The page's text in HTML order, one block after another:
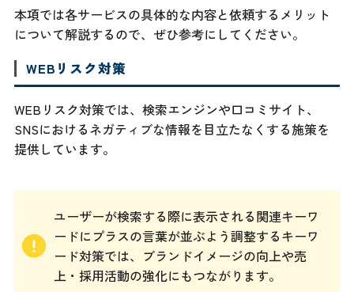
本項では各サービスの具体的な内容と依頼するメリット
について解説するので、ぜひ参考にしてください。
WEBリスク対策
WEBリスク対策では、検索エンジンや口コミサイト、
SNSにおけるネガティブな情報を目立たなくする施策を
提供しています。
ユーザーが検索する際に表示される関連キーワ
ードにプラスの言葉が並ぶよう調整するキーワ
ード対策では、ブランドイメージの向上や売
上・採用活動の強化にもつながります。